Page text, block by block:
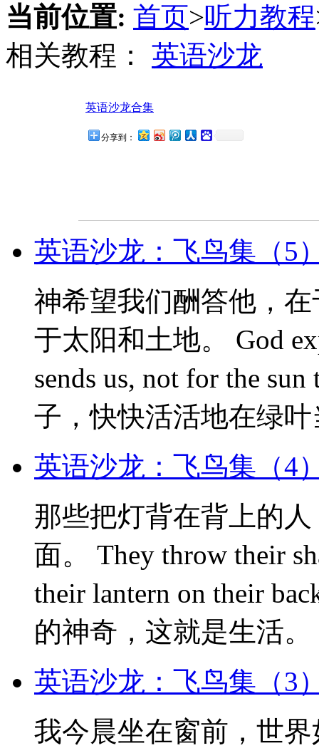
当前位置: 首页>听力教程
相关教程： 英语沙龙
英语沙龙合集
分享到：
英语沙龙：飞鸟集（5
神希望我们酬答他，
于太阳和土地。 God
sends us, not for the
子，快快活活地在绿
英语沙龙：飞鸟集（4
那些把灯背在背上的
面。 They throw their
their lantern on their
的神奇，这就是生活。
英语沙龙：飞鸟集（3
我今晨坐在窗前，世